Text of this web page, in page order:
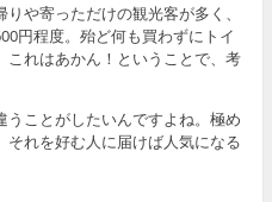
や寄っただけの観光客が多く、
円程度。殆ど何も買わずにトイ
これはあかん！ということで、考
ことがしたいんですよね。極め
れを好む人に届けば人気になる